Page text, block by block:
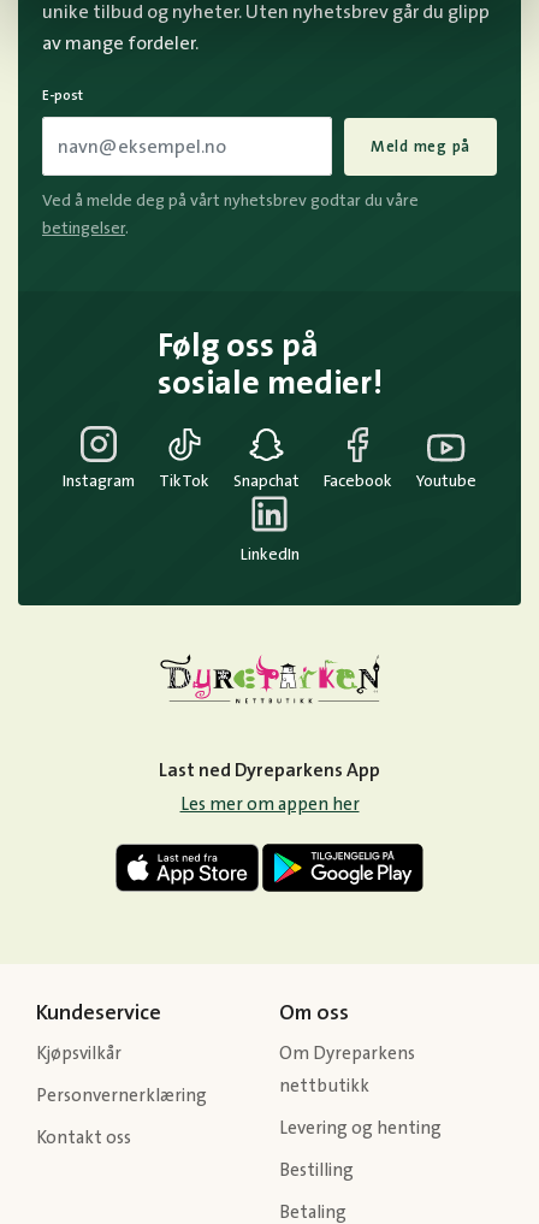
unike tilbud og nyheter. Uten nyhetsbrev går du glipp
av mange fordeler.
E-post
Meld meg på
Ved å melde deg på vårt nyhetsbrev godtar du våre
betingelser.
Følg oss på
sosiale medier!
Instagram TikTok Snapchat Facebook Youtube
LinkedIn
Last ned Dyreparkens App
Les mer om appen her
Kundeservice
Kjøpsvilkår
Personvernerklæring
Kontakt oss
Om oss
Om Dyreparkens
nettbutikk
Levering og henting
Bestilling
Betaling